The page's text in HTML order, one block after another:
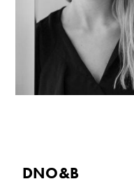
DNO&B